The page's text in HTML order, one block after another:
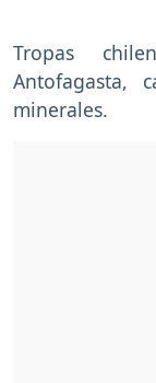
Tropas
Antofagasta,
minerales.